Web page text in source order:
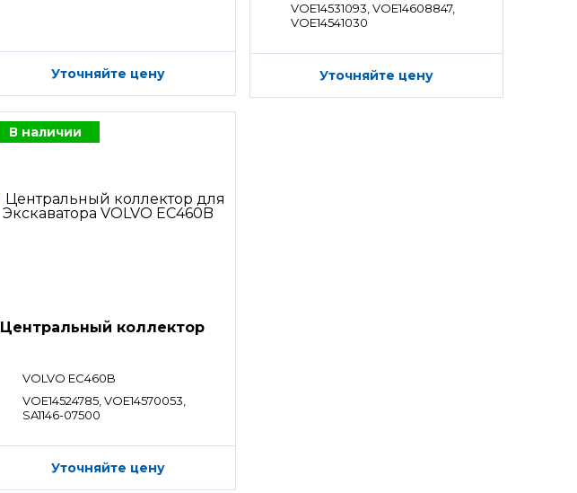
Уточняйте цену
VOE14531093, VOE14608847,
VOE14541030
Уточняйте цену
В наличии
Центральный коллектор
VOLVO EC460B
VOE14524785, VOE14570053,
SA1146-07500
Уточняйте цену